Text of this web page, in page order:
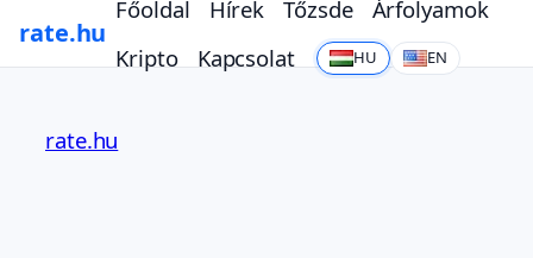
rate.hu
Főoldal Hírek Tőzsde
Árfolyamok
Kripto
Kapcsolat HU EN
tartalomhoz
rate.hu